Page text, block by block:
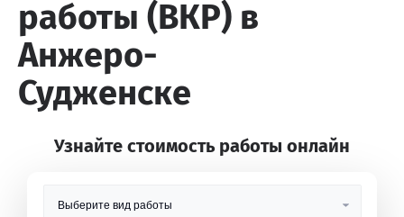
работы (ВКР) в
Анжеро-
Судженске
Узнайте стоимость работы онлайн